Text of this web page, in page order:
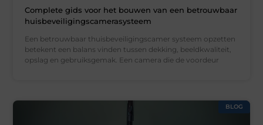
Complete gids voor het bouwen van een betrouwbaar
huisbeveiligingscamerasysteem
Een betrouwbaar thuisbeveiligingscamer systeem opzetten
betekent een balans vinden tussen dekking, beeldkwaliteit,
opslag en gebruiksgemak. Een camera die de voordeur
BLOG